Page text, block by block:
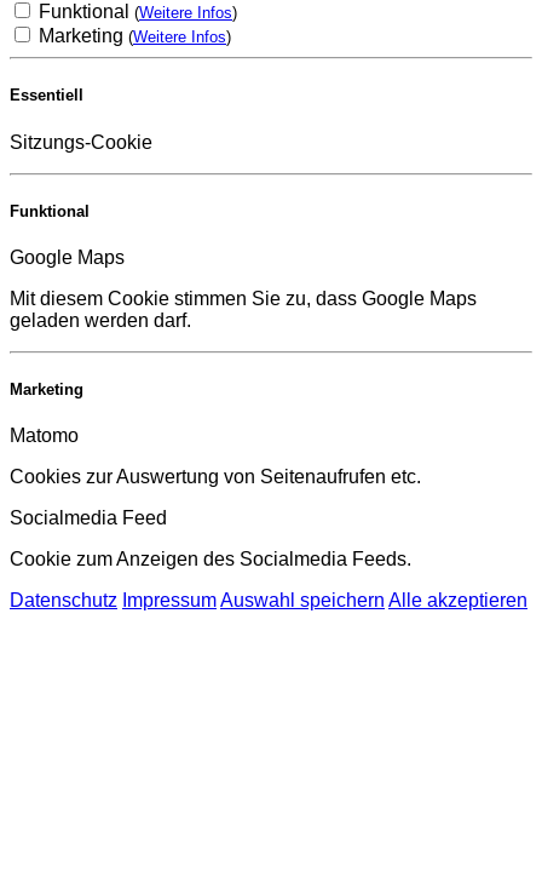
Funktional (Weitere Infos)
Marketing (Weitere Infos)
Essentiell
Sitzungs-Cookie
Funktional
Google Maps
Mit diesem Cookie stimmen Sie zu, dass Google Maps
geladen werden darf.
Marketing
Matomo
Cookies zur Auswertung von Seitenaufrufen etc.
Socialmedia Feed
Cookie zum Anzeigen des Socialmedia Feeds.
Datenschutz ImpressumAuswahl speichern Alle akzeptieren